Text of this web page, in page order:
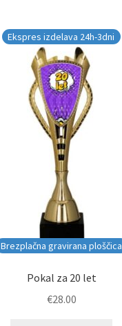
Brezplačna gravirana ploščica
Ekspres izdelava 24h-3dni
Pokal za 20 let
€28.00